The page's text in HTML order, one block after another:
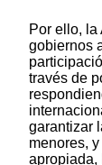
Por ello,
gobiernos
través de
garantizar
menores,
apropiada,